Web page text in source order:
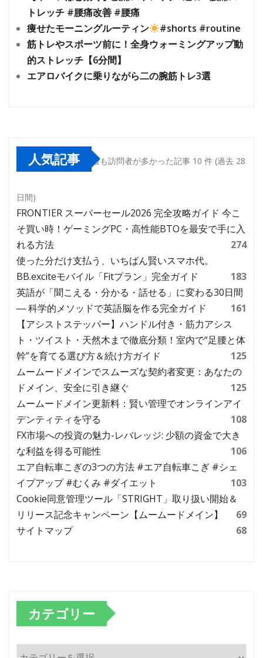
トレッチ #腰痛改善 #腰痛
痩せたモーニングルーティン
#shorts #routine
筋トレやスポーツ前に！全身ウォーミングアップ動
的ストレッチ【6分間】
エアロバイクに乗りながら二の腕筋トレ3選
人気記事 最も訪問者が多かった記事 10 件 (過去 28
日間)
FRONTIER スーパーセール2026 完全攻略ガイド 今こ
そ買い時！ゲーミングPC・高性能BTOを最安で手に入
れる方法
274
使った分だけ支払う、いちばん賢いスマホ代。
BB.exciteモバイル「Fitプラン」完全ガイド
183
英語が「聞こえる・分かる・話せる」に変わる30日間
― 科学的メソッドで英語脳を作る完全ガイド
161
【アシストステッパー】ハンドル付き・筋力アシス
ト・ツイスト・天然木まで徹底分類！室内で“足腰と体
幹”を育てる選び方＆続け方ガイド
125
ムームードメインでスムーズな契約者変更：あなたの
ドメイン、安全に引き継ぐ
125
ムームードメイン更新料：賢い管理でオンラインアイ
デンティティを守る
108
FX市場への投資の魅力-レバレッジ: 少額の資金で大き
な利益を得る可能性
106
エア自転車こぎの3つの方法 #エア自転車こぎ #シェ
イプアップ #むくみ #ダイエット
103
Cookie同意管理ツール「STRIGHT」取り扱い開始＆
リリース記念キャンペーン【ムームードメイン】
69
サイトマップ
68
カテゴリー
カ